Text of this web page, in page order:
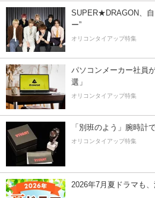
SUPER★DRAGON、自
ー”
オリコンタイアップ特集
パソコンメーカー社員
選」
オリコンタイアップ特集
「別班のよう」腕時計
オリコンタイアップ特集
2026年7月夏ドラマも